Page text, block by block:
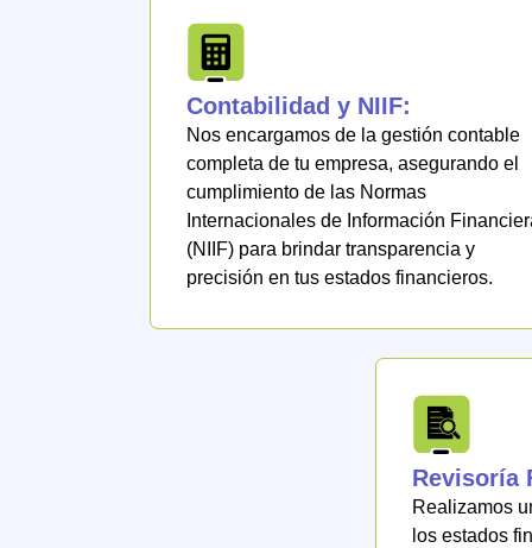
Contabilidad y NIIF:
Nos encargamos de la gestión contable
completa de tu empresa, asegurando el
cumplimiento de las Normas
Internacionales de Información
(NIIF) para brindar transparencia y
precisión en tus estados financieros.
Revisoría
Realizamos
los estados